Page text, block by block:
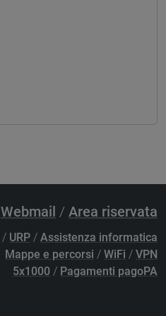
Webmail / Area riservata
/ URP / Assistenza informatica
Mappe e percorsi / WiFi / VPN
5x1000 / Pagamenti pagoPA